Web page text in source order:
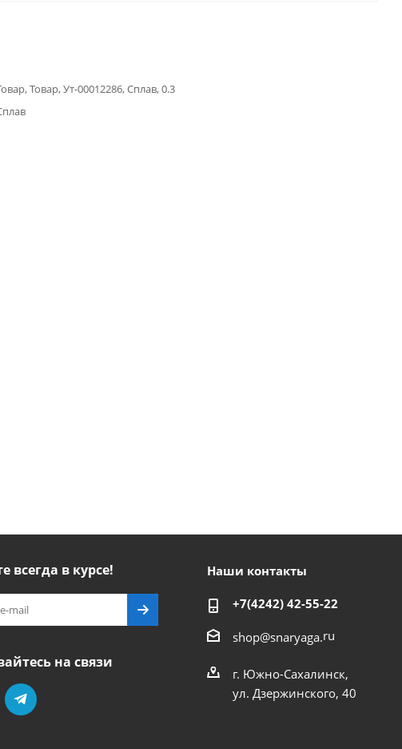
Товар, Ут-00012286, Сплав, 0.3
всегда в курсе!
на связи
Наши контакты
+7(4242) 42-55-22
shop@snaryaga.ru
г. Южно-Сахалинск,
ул. Дзержинского, 40